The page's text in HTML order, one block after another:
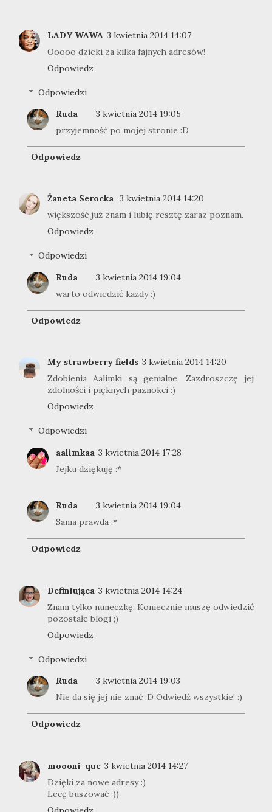
LADY WAWA 3 kwietnia 2014 14:07
Ooooo dzieki za kilka fajnych adresów!
Odpowiedz
Odpowiedzi
Ruda
3 kwietnia 2014 19:05
przyjemność po mojej stronie :D
Odpowiedz
Żaneta Serocka 3 kwietnia 2014 14:20
większość już znam i lubię resztę zaraz poznam.
Odpowiedz
Odpowiedzi
Ruda
3 kwietnia 2014 19:04
warto odwiedzić każdy :)
Odpowiedz
My strawberry fields 3 kwietnia 2014 14:20
Zdobienia Aalimki są genialne. Zazdroszczę jej
zdolności i pięknych paznokci :)
Odpowiedz
Odpowiedzi
aalimkaa 3 kwietnia 2014 17:28
Jejku dziękuję :*
Ruda
3 kwietnia 2014 19:04
Sama prawda :*
Odpowiedz
Definiująca 3 kwietnia 2014 14:24
Znam tylko nuneczkę. Koniecznie muszę odwiedzić
pozostałe blogi ;)
Odpowiedz
Odpowiedzi
Ruda
3 kwietnia 2014 19:03
Nie da się jej nie znać :D Odwiedź wszystkie! :)
Odpowiedz
moooni-que 3 kwietnia 2014 14:27
Dzięki za nowe adresy :)
Lecę buszować :))